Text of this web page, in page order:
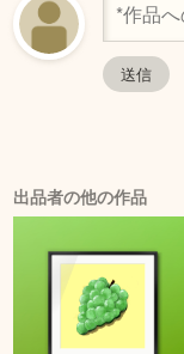
出品者の他の作品